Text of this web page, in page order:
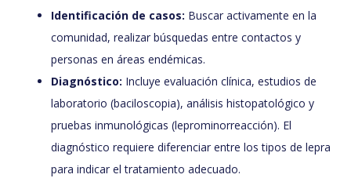
Identificación de casos: Buscar activamente en la
comunidad, realizar búsquedas entre contactos y
personas en áreas endémicas.
Diagnóstico: Incluye evaluación clínica, estudios de
laboratorio (baciloscopia), análisis histopatológico y
pruebas inmunológicas (leprominorreacción). El
diagnóstico requiere diferenciar entre los tipos de lepra
para indicar el tratamiento adecuado.